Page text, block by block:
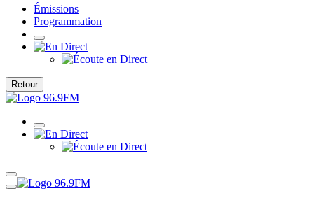
Émissions
Programmation
Retour